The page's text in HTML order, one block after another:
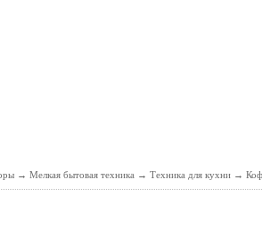
→ Мелкая бытовая техника → Техника для кухни →